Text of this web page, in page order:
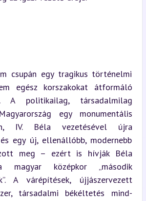
csupán egy tragikus történelmi
egész korszakokat átformáló
A politikailag, társadalmilag
egy monumentális
IV. Béla vezetésével újra
egy új, ellenállóbb, modernebb
meg – ezért is hívják Béla
magyar középkor „második
A várépítések, újjászervezett
társadalmi békéltetés mind-